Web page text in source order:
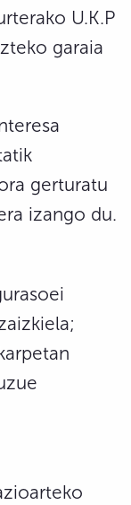
U.K.P
garaia
gerturatu
izango du.